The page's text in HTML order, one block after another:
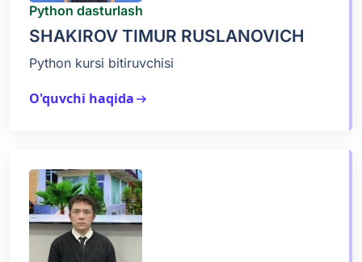
Python dasturlash
SHAKIROV TIMUR RUSLANOVICH
Python kursi bitiruvchisi
O'quvchi haqidaarrow_right_alt